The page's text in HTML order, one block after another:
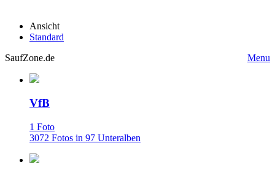
Ansicht
Standard
SaufZone.de
Menu
VfB
1 Foto
3072 Fotos in 97 Unteralben